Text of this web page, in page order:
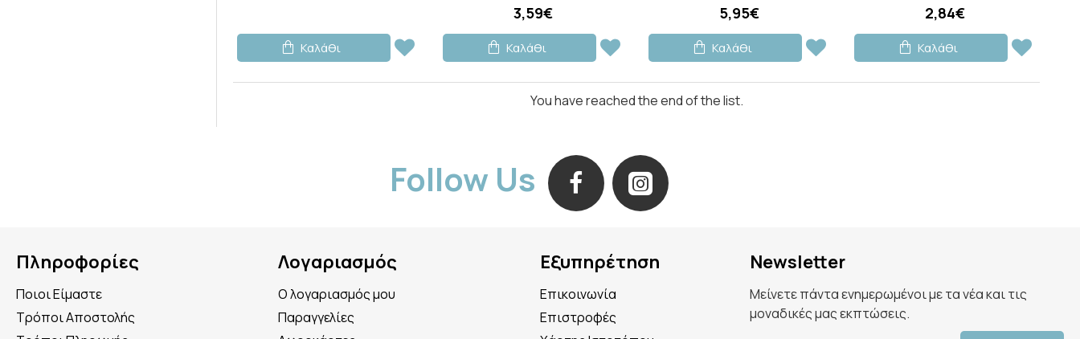
Καλάθι
3,59€
Καλάθι
5,95€
Καλάθι
2,84€
Καλάθι
You have reached the end of the list.
Follow Us
Πληροφορίες
Ποιοι Είμαστε
Τρόποι Αποστολής
Λογαριασμός
Ο λογαριασμός μου
Παραγγελίες
Εξυπηρέτηση
Επικοινωνία
Επιστροφές
Newsletter
Μείνετε πάντα ενημερωμένοι με τα νέα και τις
μοναδικές μας εκπτώσεις.